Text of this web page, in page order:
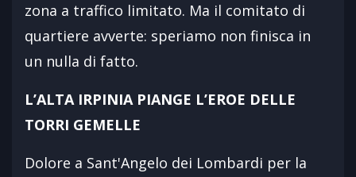
zona a traffico limitato. Ma il comitato di
quartiere avverte: speriamo non finisca in
un nulla di fatto.
L’ALTA IRPINIA PIANGE L’EROE DELLE
TORRI GEMELLE
Dolore a Sant'Angelo dei Lombardi per la